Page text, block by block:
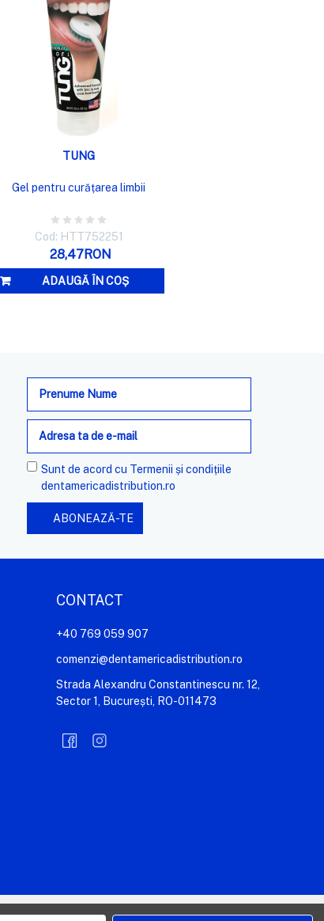
VIZUALIZARE RAPIDĂ
TUNG
Gel pentru curățarea limbii
Cod: HTT752251
28,47RON
ADAUGĂ ÎN COȘ
Adresa
e-
mail
Sunt de acord cu Termenii și condițiile
dentamericadistribution.ro
CONTACT
+40 769 059 907
comenzi@dentamericadistribution.ro
Strada Alexandru Constantinescu nr. 12,
Sector 1, București, RO-011473